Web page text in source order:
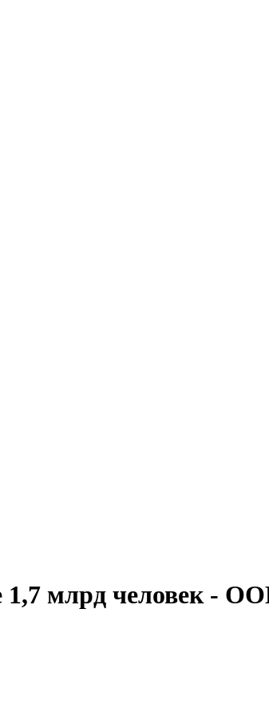
1,7 млрд человек -